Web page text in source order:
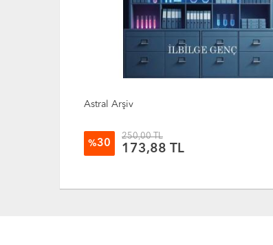
Yırtıcı Kuşlar Zamanı
%25
360,00 TL
268,38 TL